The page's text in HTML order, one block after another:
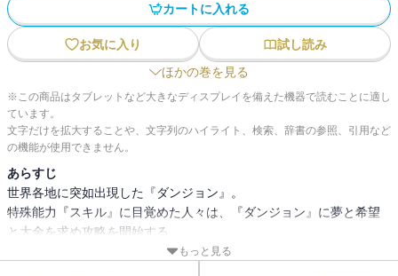
カートに入れる
お気に入り
試し読み
ほかの巻を見る
※この商品はタブレットなど大きなディスプレイを備えた機器で読むことに適し
ています。
文字だけを拡大することや、文字列のハイライト、検索、辞書の参照、引用など
の機能が使用できません。
あらすじ
世界各地に突如出現した『ダンジョン』。
特殊能力『スキル』に目覚めた人々は、『ダンジョン』に夢と希望
と大金を求め攻略を開始する。
もっと見る